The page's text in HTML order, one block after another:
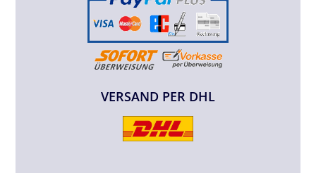
VERSAND PER DHL